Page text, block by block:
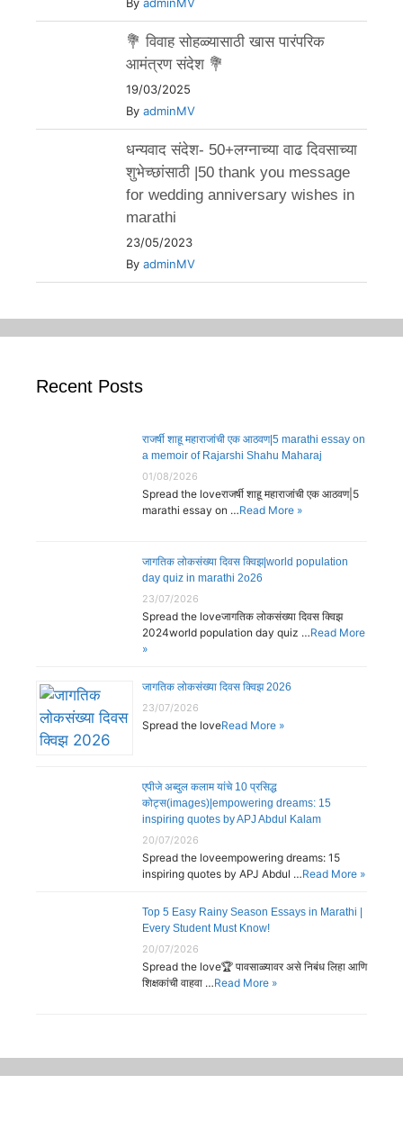
💐 विवाह सोहळ्यासाठी खास पारंपरिक
आमंत्रण संदेश 💐
19/03/2025
By adminMV
धन्यवाद संदेश- 50+लग्नाच्या वाढ दिवसाच्या
शुभेच्छांसाठी |50 thank you message
for wedding anniversary wishes in
marathi
23/05/2023
By adminMV
Recent Posts
राजर्षी शाहू महाराजांची एक आठवण|5 marathi essay on
a memoir of Rajarshi Shahu Maharaj
01/08/2026
Spread the loveराजर्षी शाहू महाराजांची एक आठवण|5
marathi essay on …Read More »
जागतिक लोकसंख्या दिवस क्विझ|world population
day quiz in marathi 2o26
23/07/2026
Spread the loveजागतिक लोकसंख्या दिवस क्विझ
2024world population day quiz …Read More
»
जागतिक लोकसंख्या दिवस क्विझ 2026
23/07/2026
Spread the loveRead More »
एपीजे अब्दुल कलाम यांचे 10 प्रसिद्ध
कोट्स(images)|empowering dreams: 15
inspiring quotes by APJ Abdul Kalam
20/07/2026
Spread the loveempowering dreams: 15
inspiring quotes by APJ Abdul …Read More »
Top 5 Easy Rainy Season Essays in Marathi |
Every Student Must Know!
20/07/2026
Spread the love🏆 पावसाळ्यावर असे निबंध लिहा आणि
शिक्षकांची वाहवा …Read More »